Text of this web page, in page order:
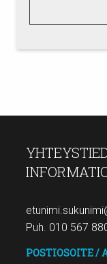
Puh. 010 567
POSTIOSOITE /